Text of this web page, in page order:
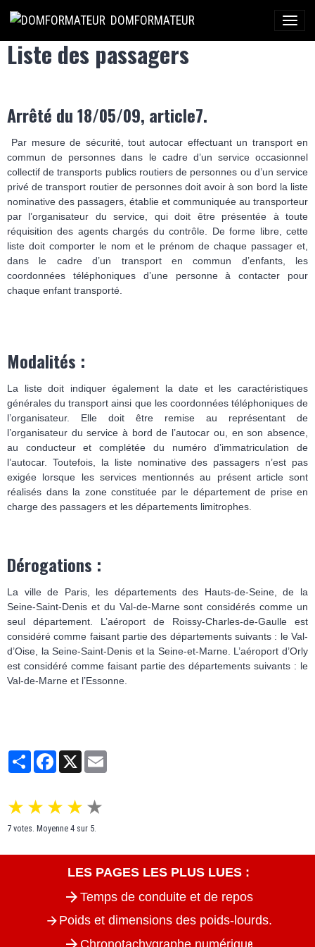
DOMFORMATEUR
Liste des passagers
Arrêté du 18/05/09, article7.
Par mesure de sécurité, tout autocar effectuant un transport en
commun de personnes dans le cadre d’un service occasionnel
collectif de transports publics routiers de personnes ou d’un service
privé de transport routier de personnes doit avoir à son bord la liste
nominative des passagers, établie et communiquée au transporteur
par l’organisateur du service, qui doit être présentée à toute
réquisition des agents chargés du contrôle. De forme libre, cette
liste doit comporter le nom et le prénom de chaque passager et,
dans le cadre d’un transport en commun d’enfants, les
coordonnées téléphoniques d’une personne à contacter pour
chaque enfant transporté.
Modalités :
La liste doit indiquer également la date et les caractéristiques
générales du transport ainsi que les coordonnées téléphoniques de
l’organisateur. Elle doit être remise au représentant de
l’organisateur du service à bord de l’autocar ou, en son absence,
au conducteur et complétée du numéro d’immatriculation de
l’autocar. Toutefois, la liste nominative des passagers n’est pas
exigée lorsque les services mentionnés au présent article sont
réalisés dans la zone constituée par le département de prise en
charge des passagers et les départements limitrophes.
Dérogations :
La ville de Paris, les départements des Hauts-de-Seine, de la
Seine-Saint-Denis et du Val-de-Marne sont considérés comme un
seul département. L’aéroport de Roissy-Charles-de-Gaulle est
considéré comme faisant partie des départements suivants : le Val-
d’Oise, la Seine-Saint-Denis et la Seine-et-Marne. L’aéroport d’Orly
est considéré comme faisant partie des départements suivants : le
Val-de-Marne et l’Essonne.
Partager Facebook
★ ★ ★ ★ ★
7 votes. Moyenne 4 sur 5.
LES PAGES LES PLUS LUES :
Temps de conduite et de repos
Poids et dimensions des poids-lourds.
Chronotachygraphe numérique